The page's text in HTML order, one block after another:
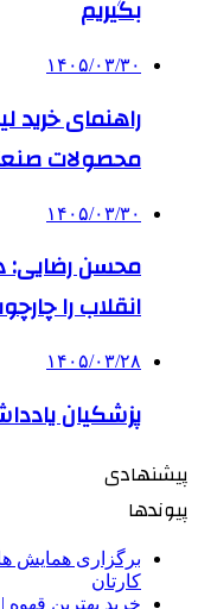
بگیریم
۱۴۰۵/۰۳/۳۰
راهنمای خرید
محصولات
۱۴۰۵/۰۳/۳۰
محسن رضایی:
انقلاب را
۱۴۰۵/۰۳/۲۸
پزشکیان
پیشنهادی
پیوندها
برگزاری همایش
کارتان
خرید بهترین قهوه